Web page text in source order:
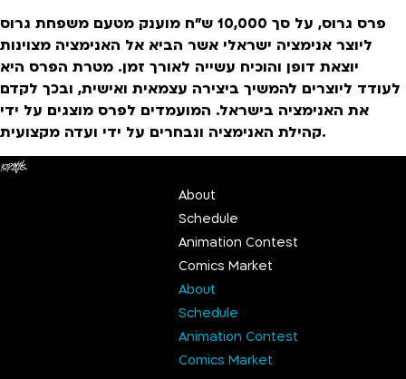
פרס גרוס, על סך 10,000 ש”ח מוענק מטעם משפחת גרוס
ליוצר אנימציה ישראלי אשר הביא אל האנימציה מצוינות
יוצאת דופן והוכיח עשייה לאורך זמן. מטרת הפרס היא
לעודד ליוצרים להמשיך ביצירה עצמאית ואישית, ובכך לקדם
את האנימציה בישראל. המועמדים לפרס מוצגים על ידי
קהילת האנימציה ונבחרים על ידי ועדה מקצועית.
About
Schedule
Animation Contest
Comics Market
About
Schedule
Animation Contest
Comics Market